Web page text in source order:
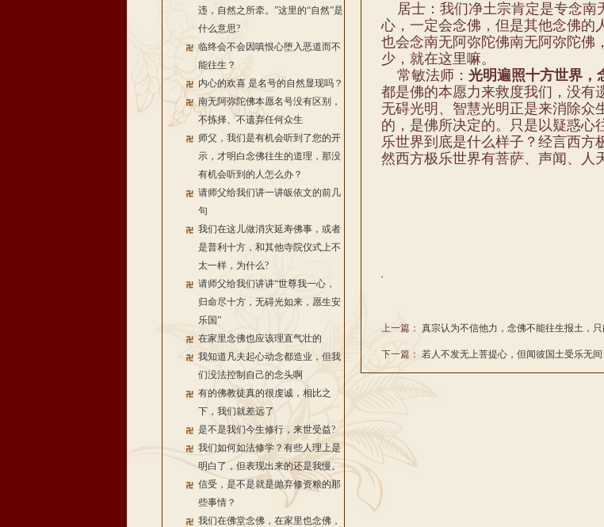
违，自然之所牵。”这里的“自然”是
什么意思?
临终会不会因嗔恨心堕入恶道而不
能往生？
内心的欢喜 是名号的自然显现吗？
南无阿弥陀佛本愿名号没有区别，
不拣择、不遗弃任何众生
师父，我们是有机会听到了您的开
示，才明白念佛往生的道理，那没
有机会听到的人怎么办？
请师父给我们讲一讲皈依文的前几
句
我们在这儿做消灾延寿佛事，或者
是普利十方，和其他寺院仪式上不
太一样，为什么?
请师父给我们讲讲“世尊我一心，
归命尽十方，无碍光如来，愿生安
乐国”
在家里念佛也应该理直气壮的
我知道凡夫起心动念都造业，但我
们没法控制自己的念头啊
有的佛教徒真的很虔诚，相比之
下，我们就差远了
是不是我们今生修行，来世受益?
我们如何如法修学？有些人理上是
明白了，但表现出来的还是我慢。
信受，是不是就是抛弃修资粮的那
些事情？
我们在佛堂念佛，在家里也念佛，
居士：我们净土宗肯定是专念南
心，一定会念佛，但是其他念佛的
也会念南无阿弥陀佛南无阿弥陀佛
少，就在这里嘛。
常敏法师： 光明遍照十方世界，
都是佛的本愿力来救度我们，没有
无碍光明、智慧光明正是来消除众
的，是佛所决定的。只是以疑惑心
乐世界到底是什么样子？经言西方
然西方极乐世界有菩萨、声闻、人
'
上一篇： 真宗认为不信他力，念佛不能往生报土，
下一篇： 若人不发无上菩提心，但闻彼国土受乐无